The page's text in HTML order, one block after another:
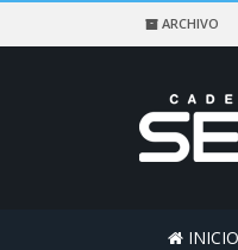
ARCHIVO
INICIO